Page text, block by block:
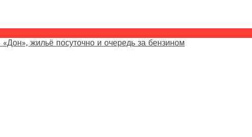
жильё посуточно и очередь за бензином